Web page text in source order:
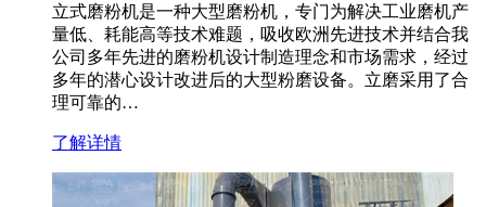
立式磨粉机是一种大型磨粉机，专门为解决工业磨机产
量低、耗能高等技术难题，吸收欧洲先进技术并结合我
公司多年先进的磨粉机设计制造理念和市场需求，经过
多年的潜心设计改进后的大型粉磨设备。立磨采用了合
理可靠的…
了解详情